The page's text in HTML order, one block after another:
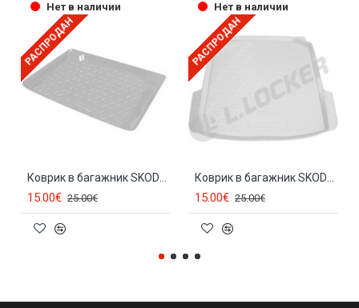
Нет в наличии
РАСПРОДАН
Коврик в багажник SKODA FABIA HB (1999-2007)
15.00€ 25.00€
Нет в наличии
РАСПРОДАН
Коврик в багажник SKODA FABIA I Combi (2001-2006)
15.00€ 25.00€